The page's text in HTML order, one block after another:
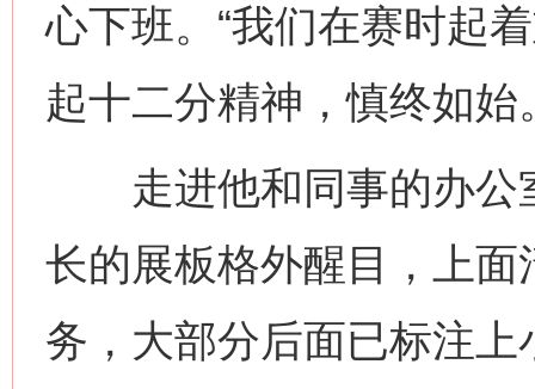
心下班。“我们在赛时起
起十二分精神，慎终如始
走进他和同事的办公
长的展板格外醒目，上
务，大部分后面已标注上